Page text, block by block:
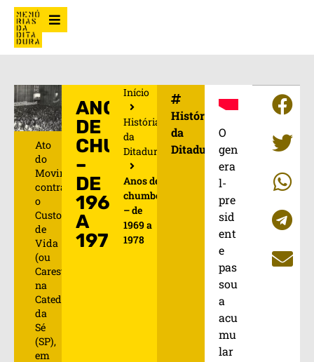
Ato
do
Movimento
contra
o
Custo
de
Vida
(ou
Carestia),
na
Catedral
da
Sé
(SP),
em
ANOS
DE
CHUMBO
–
DE
1969
A
1978
Início
História
da
Ditadura
Anos de
chumbo
– de
1969 a
1978
História
da
Ditadura
O
gen
era
l-
pre
sid
ent
e
pas
sou
a
acu
mu
lar